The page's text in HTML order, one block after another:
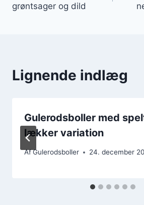
grøntsager og dild
Lignende indlæg
Gulerodsboller med
lækker variation
AfGulerodsboller 24. december